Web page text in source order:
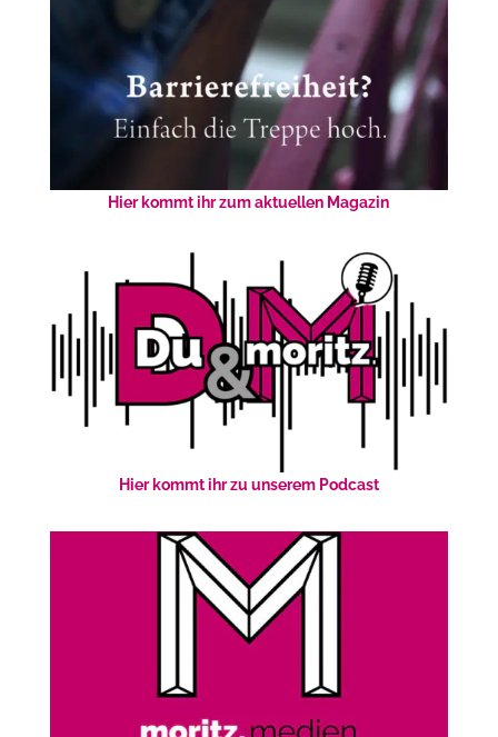
Hier kommt ihr zum aktuellen Magazin
Hier kommt ihr zu unserem Podcast